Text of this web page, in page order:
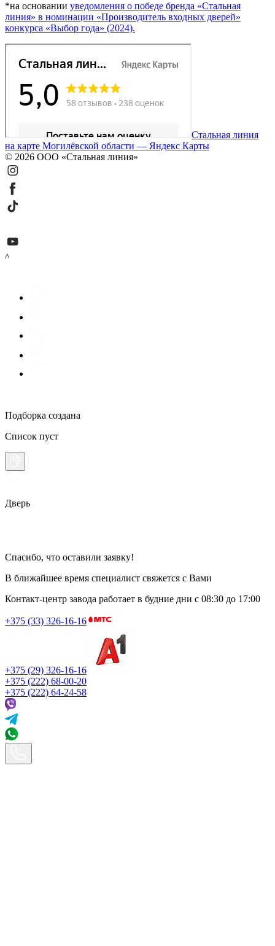
*на основании уведомления о победе бренда «Стальная
линия» в номинации «Производитель входных дверей»
конкурса «Выбор года» (2024).
Стальная линия
на карте Могилёвской области — Яндекс Карты
© 2026 ООО «Стальная линия»
^
Подборка создана
Список пуст
Дверь
Спасибо, что оставили заявку!
В ближайшее время специалист свяжется с Вами
Контакт-центр завода работает в будние дни с 08:30 до 17:00
+375 (33) 326-16-16
+375 (29) 326-16-16
+375 (222) 68-00-20
+375 (222) 64-24-58